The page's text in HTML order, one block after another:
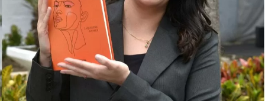
Confira outros episódios da cobertura exclusiva do Grupo
O Timoneiro na Feira do Livro de Canoas no canal OT
Play TV, no youtube.